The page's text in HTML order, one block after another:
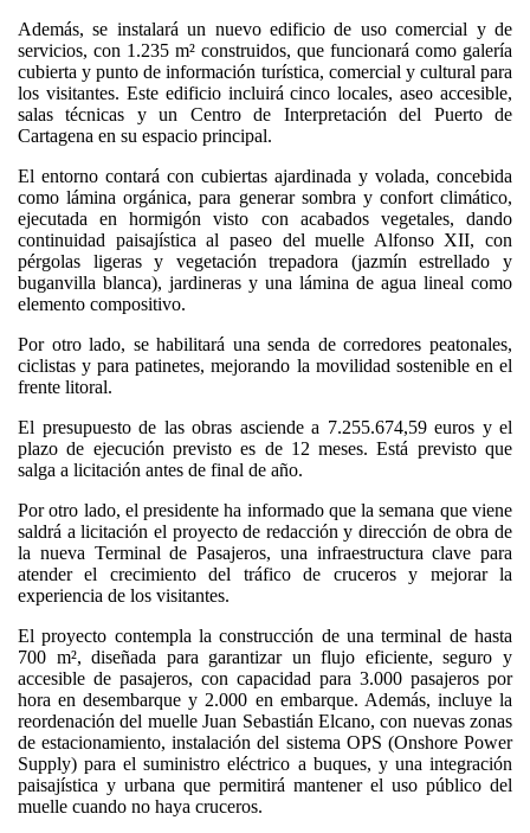
Además, se instalará un nuevo edificio de uso comercial y de
servicios, con 1.235 m² construidos, que funcionará como galería
cubierta y punto de información turística, comercial y cultural para
los visitantes. Este edificio incluirá cinco locales, aseo accesible,
salas técnicas y un Centro de Interpretación del Puerto de
Cartagena en su espacio principal.
El entorno contará con cubiertas ajardinada y volada, concebida
como lámina orgánica, para generar sombra y confort climático,
ejecutada en hormigón visto con acabados vegetales, dando
continuidad paisajística al paseo del muelle Alfonso XII, con
pérgolas ligeras y vegetación trepadora (jazmín estrellado y
buganvilla blanca), jardineras y una lámina de agua lineal como
elemento compositivo.
Por otro lado, se habilitará una senda de corredores peatonales,
ciclistas y para patinetes, mejorando la movilidad sostenible en el
frente litoral.
El presupuesto de las obras asciende a 7.255.674,59 euros y el
plazo de ejecución previsto es de 12 meses. Está previsto que
salga a licitación antes de final de año.
Por otro lado, el presidente ha informado que la semana que viene
saldrá a licitación el proyecto de redacción y dirección de obra de
la nueva Terminal de Pasajeros, una infraestructura clave para
atender el crecimiento del tráfico de cruceros y mejorar la
experiencia de los visitantes.
El proyecto contempla la construcción de una terminal de hasta
700 m², diseñada para garantizar un flujo eficiente, seguro y
accesible de pasajeros, con capacidad para 3.000 pasajeros por
hora en desembarque y 2.000 en embarque. Además, incluye la
reordenación del muelle Juan Sebastián Elcano, con nuevas zonas
de estacionamiento, instalación del sistema OPS (Onshore Power
Supply) para el suministro eléctrico a buques, y una integración
paisajística y urbana que permitirá mantener el uso público del
muelle cuando no haya cruceros.